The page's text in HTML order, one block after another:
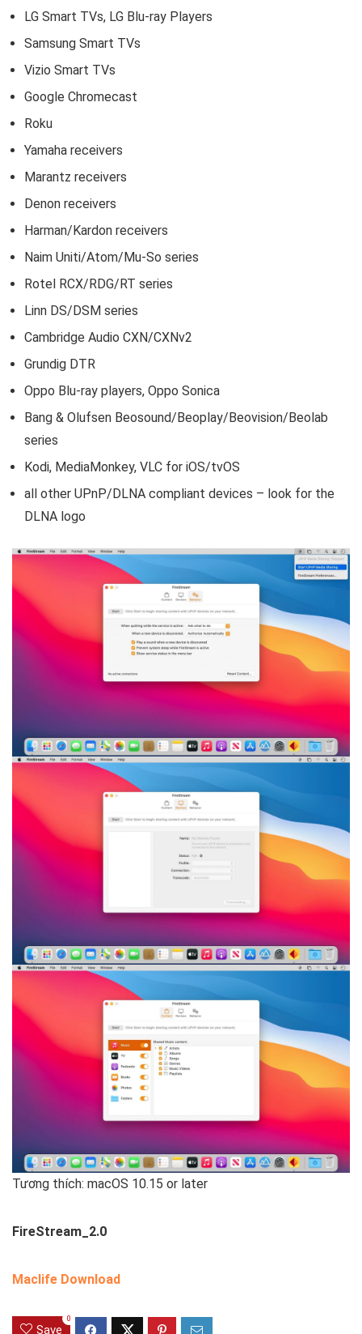
LG Smart TVs, LG Blu-ray Players
Samsung Smart TVs
Vizio Smart TVs
Google Chromecast
Roku
Yamaha receivers
Marantz receivers
Denon receivers
Harman/Kardon receivers
Naim Uniti/Atom/Mu-So series
Rotel RCX/RDG/RT series
Linn DS/DSM series
Cambridge Audio CXN/CXNv2
Grundig DTR
Oppo Blu-ray players, Oppo Sonica
Bang & Olufsen Beosound/Beoplay/Beovision/Beolab
series
Kodi, MediaMonkey, VLC for iOS/tvOS
all other UPnP/DLNA compliant devices – look for the
DLNA logo
Tương thích: macOS 10.15 or later
FireStream_2.0
Maclife Download
Save
0